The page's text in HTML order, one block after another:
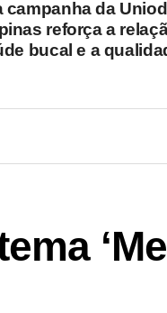
campanha da
reforça a
bucal e a